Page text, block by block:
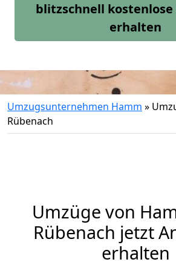
blitzschnell
erhalten
Umzugsunternehmen Hamm »
Rübenach
Umzüge von
Rübenach jetzt
erhalten